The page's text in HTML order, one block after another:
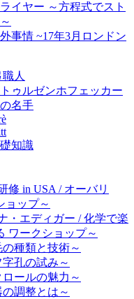
イヤー ～方程式でスト
事情 ~17年3月ロンドン
人
ゥルゼンホフェッカー
名手
知識
修 in USA / オーバリ
ョップ～
・エディガー / 化学で楽
ワークショップ～
種類と技術～
孔の試み～
ールの魅力～
調整とは～